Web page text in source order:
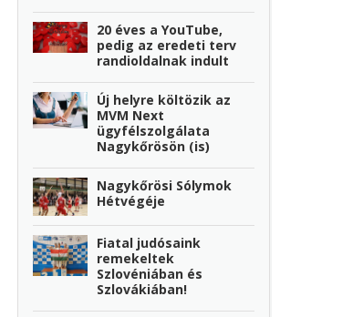
20 éves a YouTube,
pedig az eredeti terv
randioldalnak indult
Új helyre költözik az
MVM Next
ügyfélszolgálata
Nagykőrösön (is)
Nagykőrösi Sólymok
Hétvégéje
Fiatal judósaink
remekeltek
Szlovéniában és
Szlovákiában!